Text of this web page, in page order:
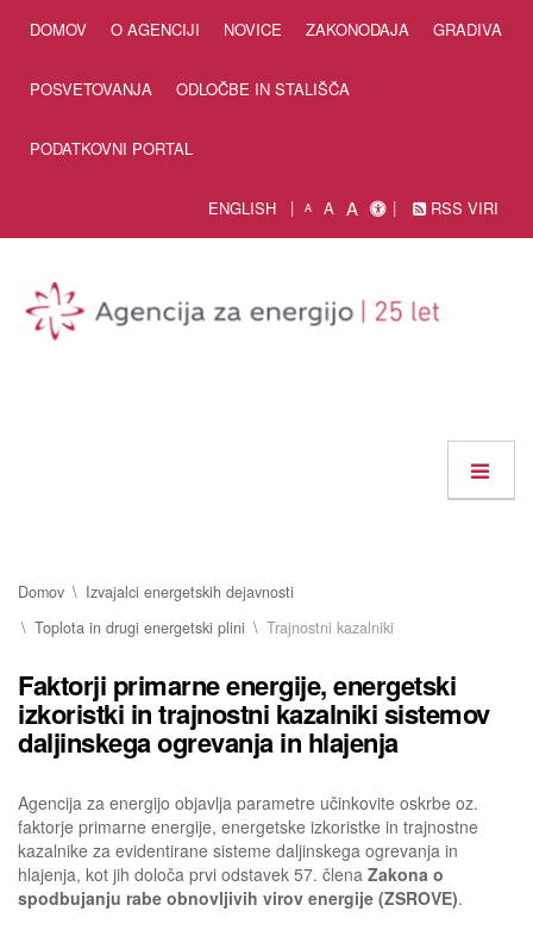
DOMOV O AGENCIJI NOVICE ZAKONODAJA GRADIVA
POSVETOVANJA ODLOČBE IN STALIŠČA
PODATKOVNI PORTAL
ENGLISH A A A RSS VIRI
Domov
Izvajalci energetskih dejavnosti
Toplota in drugi energetski plini
Trajnostni kazalniki
Faktorji primarne energije, energetski
izkoristki in trajnostni kazalniki sistemov
daljinskega ogrevanja in hlajenja
Agencija za energijo objavlja parametre učinkovite oskrbe oz.
faktorje primarne energije, energetske izkoristke in trajnostne
kazalnike za evidentirane sisteme daljinskega ogrevanja in
hlajenja, kot jih določa prvi odstavek 57. člena Zakona o
spodbujanju rabe obnovljivih virov energije (ZSROVE).